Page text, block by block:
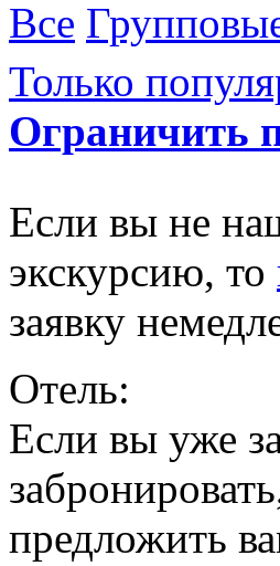
Все
Только
Ограничить
Если вы не
экскурсию, то
заявку
Отель:
Если вы уже
предложить